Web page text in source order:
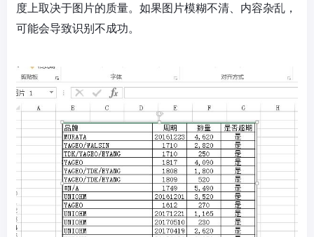
度上取决于图片的质量。如果图片模糊不清、内容杂乱，
可能会导致识别不成功。